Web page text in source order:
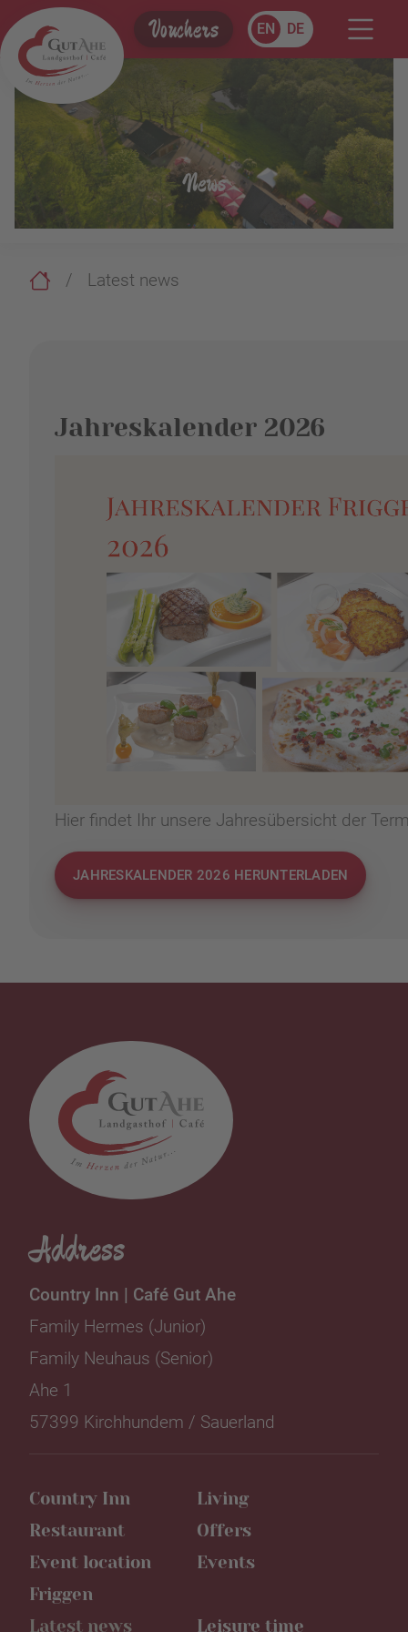
Vouchers EN DE
News
Latest news
Jahreskalender 2026
Hier findet Ihr unsere Jahresübersicht der
JAHRESKALENDER 2026 HERUNTERLADEN
Address
Country Inn | Café Gut Ahe
Family Hermes (Junior)
Family Neuhaus (Senior)
Ahe 1
57399 Kirchhundem / Sauerland
Country Inn
Living
Restaurant
Offers
Event location
Friggen
Events
Latest news Leisure time